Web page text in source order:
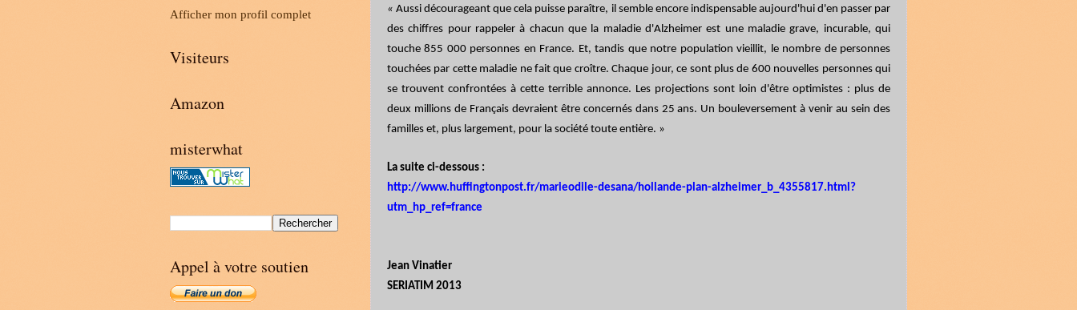
«Aussi décourageant que cela puisse paraître, il semble encore indispensable aujourd'hui d'en passer par
des chiffres pour rappeler à chacun que la maladie d'Alzheimer est une maladie grave, incurable, qui
touche 855 000 personnes en France. Et, tandis que notre population vieillit, le nombre de personnes
touchées par cette maladie ne fait que croître. Chaque jour, ce sont plus de 600 nouvelles personnes qui
se trouvent confrontées à cette terrible annonce. Les projections sont loin d'être optimistes : plus de
deux millions de Français devraient être concernés dans 25 ans. Un bouleversement à venir au sein des
familles et, plus largement, pour la société toute entière. »
La suite ci-dessous :
http://www.huffingtonpost.fr/marieodile-desana/hollande-plan-alzheimer_b_4355817.html?
utm_hp_ref=france
Jean Vinatier
SERIATIM 2013
Afficher mon profil complet
Visiteurs
Amazon
misterwhat
Appel à votre soutien